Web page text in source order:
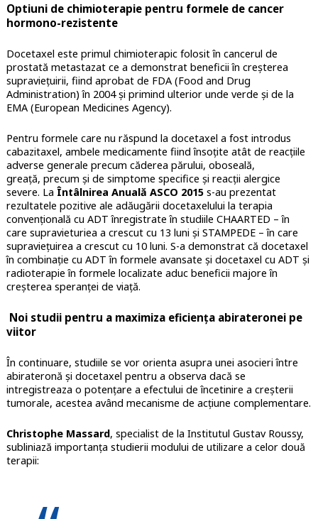
Optiuni de chimioterapie pentru formele de cancer
hormono-rezistente
Docetaxel este primul chimioterapic folosit în cancerul de
prostată metastazat ce a demonstrat beneficii în creșterea
supraviețuirii, fiind aprobat de FDA (Food and Drug
Administration) în 2004 și primind ulterior unde verde și de la
EMA (European Medicines Agency).
Pentru formele care nu răspund la docetaxel a fost introdus
cabazitaxel, ambele medicamente fiind însoțite atât de reacțiile
adverse generale precum căderea părului, oboseală,
greață, precum și de simptome specifice și reacții alergice
severe. La Întâlnirea Anuală ASCO 2015s-au prezentat
rezultatele pozitive ale adăugării docetaxelului la terapia
convențională cu ADT înregistrate în studiile CHAARTED – în
care supravieturiea a crescut cu 13 luni și STAMPEDE – în care
supraviețuirea a crescut cu 10 luni. S-a demonstrat că docetaxel
în combinație cu ADT în formele avansate și docetaxel cu ADT și
radioterapie în formele localizate aduc beneficii majore în
creșterea speranței de viață.
Noi studii pentru a maximiza eficiența abirateronei pe
viitor
În continuare, studiile se vor orienta asupra unei asocieri între
abirateronă și docetaxel pentru a observa dacă se
intregistreaza o potențare a efectului de încetinire a creșterii
tumorale, acestea având mecanisme de acțiune complementare.
Christophe Massard, specialist de la Institutul Gustav Roussy,
subliniază importanța studierii modului de utilizare a celor două
terapii: